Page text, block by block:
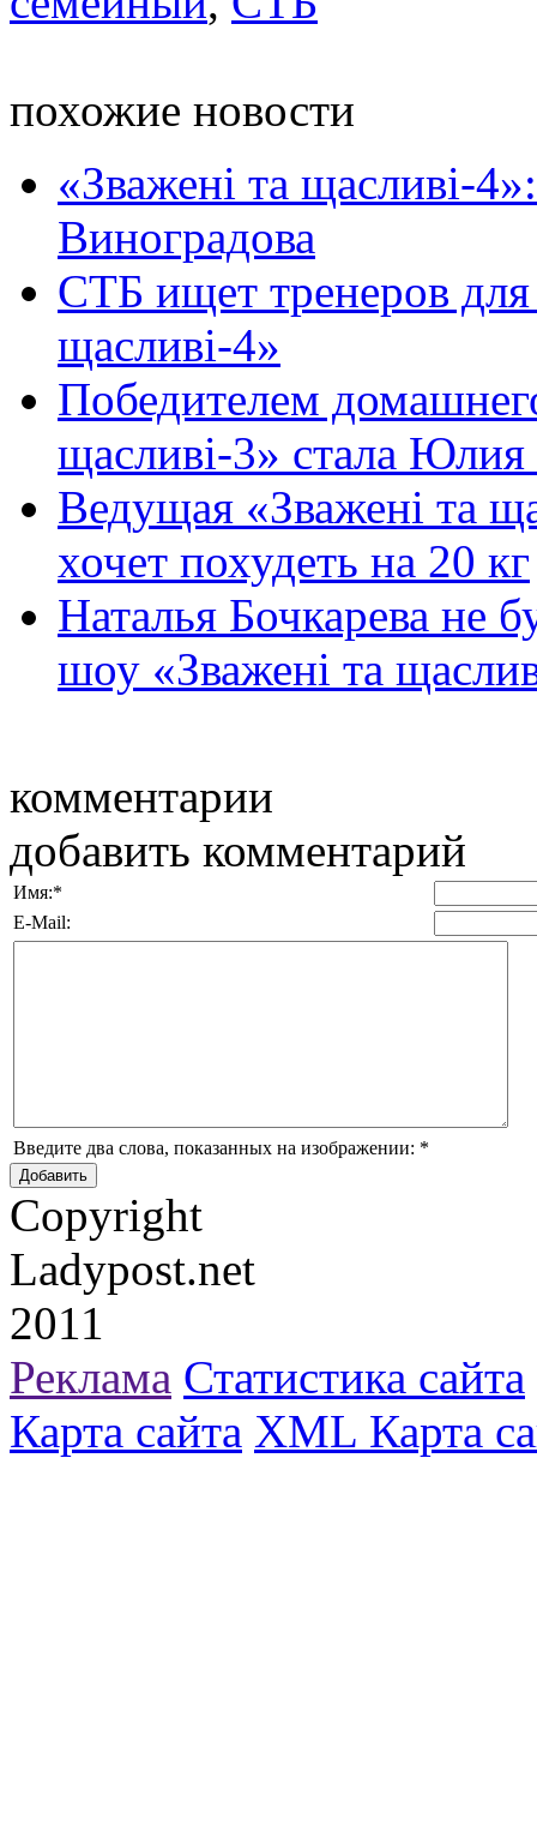
похожие новости
«Зважені та щасливі-
Виноградова
СТБ ищет тренеров для
щасливі-4»
Победителем
щасливі-3» стала Юлия
Ведущая «Зважені та
хочет похудеть на 20 кг
Наталья Бочкарева не
шоу «Зважені та
комментарии
добавить комментарий
Имя:*
E-Mail:
Введите два слова, показанных на изображении: *
Copyright
Ladypost.net
2011
Реклама Статистика сайта
Карта сайта XML Карта